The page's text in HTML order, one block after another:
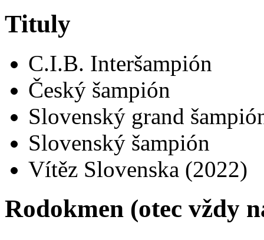
Tituly
C.I.B. Interšampión
Český šampión
Slovenský grand
Slovenský šampión
Vítěz Slovenska (2022)
Rodokmen (otec vždy